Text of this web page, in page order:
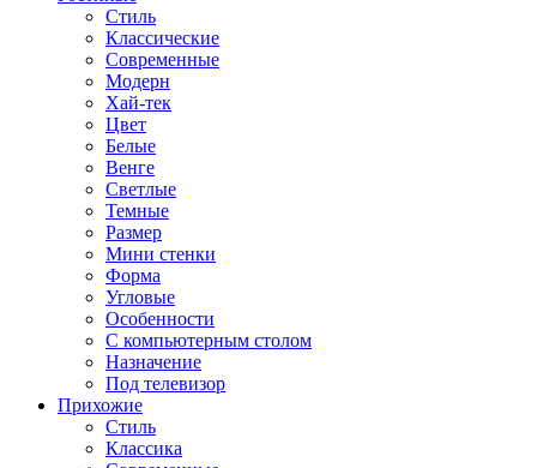
Стиль
Классические
Современные
Модерн
Хай-тек
Цвет
Белые
Венге
Светлые
Темные
Размер
Мини стенки
Форма
Угловые
Особенности
С компьютерным столом
Назначение
Под телевизор
Прихожие
Стиль
Классика